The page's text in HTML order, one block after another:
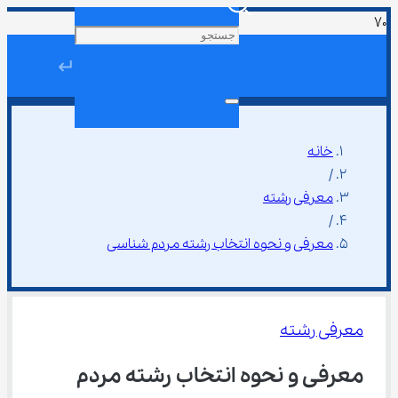
↵
خانه
/
معرفی رشته
/
معرفی و نحوه انتخاب رشته مردم شناسی
معرفی رشته
معرفی و نحوه انتخاب رشته مردم